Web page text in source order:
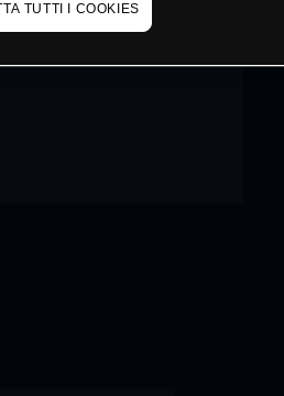
TUTTI I COOKIES